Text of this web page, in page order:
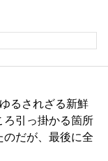
るされざる新鮮
ろ引っ掛かる箇所
のだが、最後に全